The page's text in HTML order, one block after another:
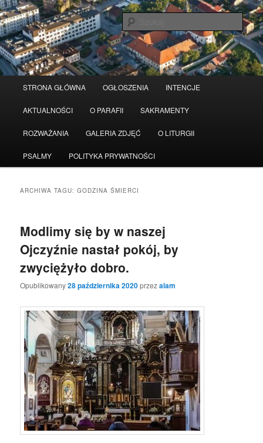
Przeskocz
do
tekstu
Przeskocz
do
widgetów
STRONA GŁÓWNA OGŁOSZENIA INTENCJE
AKTUALNOŚCI O PARAFII SAKRAMENTY
ROZWAŻANIA GALERIA ZDJĘĆ O LITURGII
PSALMY POLITYKA PRYWATNOŚCI
ARCHIWA TAGU:GODZINA ŚMIERCI
Modlimy się by w naszej
Ojczyźnie nastał pokój, by
zwyciężyło dobro.
Opublikowany28 października 2020przezalam
Serwis wykorzystuje pliki Cookies Czytaj więcej odrzuć